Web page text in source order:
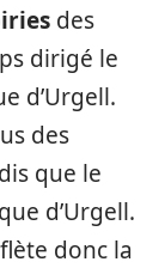
des
dirigé le
d’Urgell.
des
que le
d’Urgell.
donc la